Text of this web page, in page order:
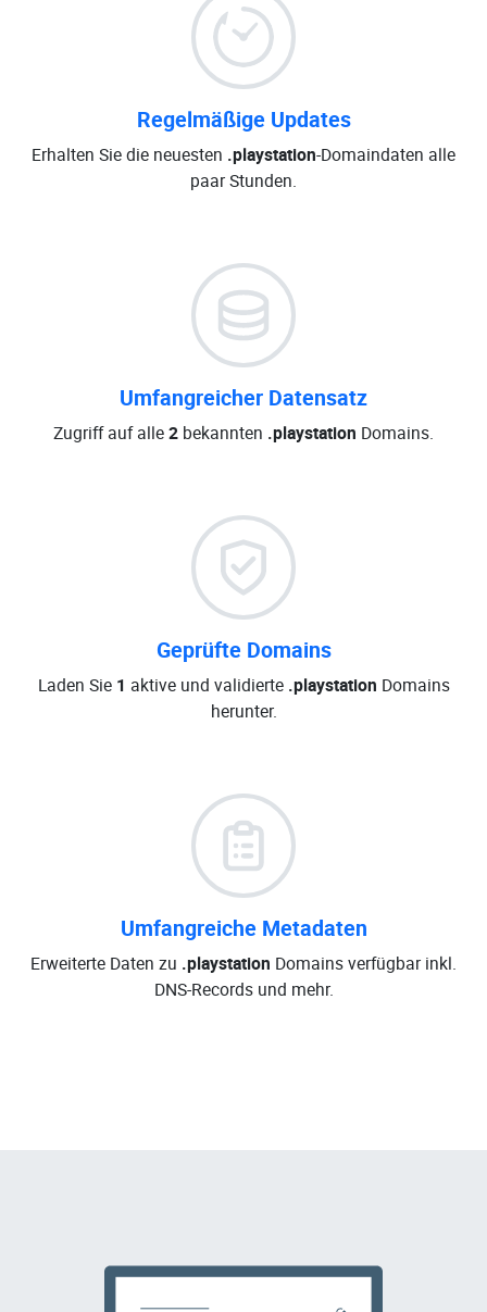
Regelmäßige Updates
Erhalten Sie die neuesten .playstation-Domaindaten alle
paar Stunden.
Umfangreicher Datensatz
Zugriff auf alle2 bekannten .playstation Domains.
Geprüfte Domains
Laden Sie 1 aktive und validierte .playstation Domains
herunter.
Umfangreiche Metadaten
Erweiterte Daten zu .playstation Domains verfügbar inkl.
DNS-Records und mehr.